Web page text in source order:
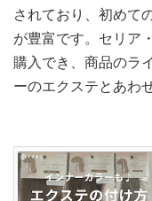
されており、初めて
が豊富です。セリア
購入でき、商品のラ
ーのエクステとあわ